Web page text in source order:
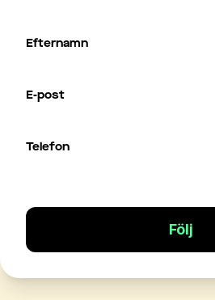
Efternamn
E-post
Telefon
Följ